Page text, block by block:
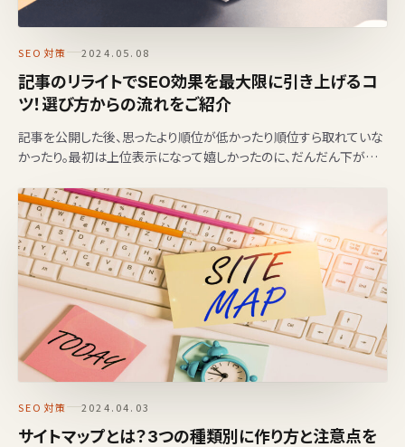
SEO対策 2024.05.08
記事のリライトでSEO効果を最大限に引き上げるコ
ツ！選び方からの流れをご紹介
記事を公開した後、思ったより順位が低かったり順位すら取れていな
かったり。最初は上位表示になって嬉しかったのに、だんだん下がって
SEO対策 2024.04.03
サイトマップとは？3つの種類別に作り方と注意点を